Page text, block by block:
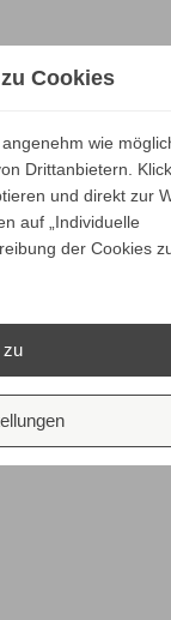
Cookies
wie
Drittanbietern.
und direkt zur
auf „Individuelle
der Cookies
zu